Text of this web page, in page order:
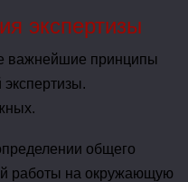
экспертизы
важнейшие принципы
экспертизы.
общего
работы на окружающую